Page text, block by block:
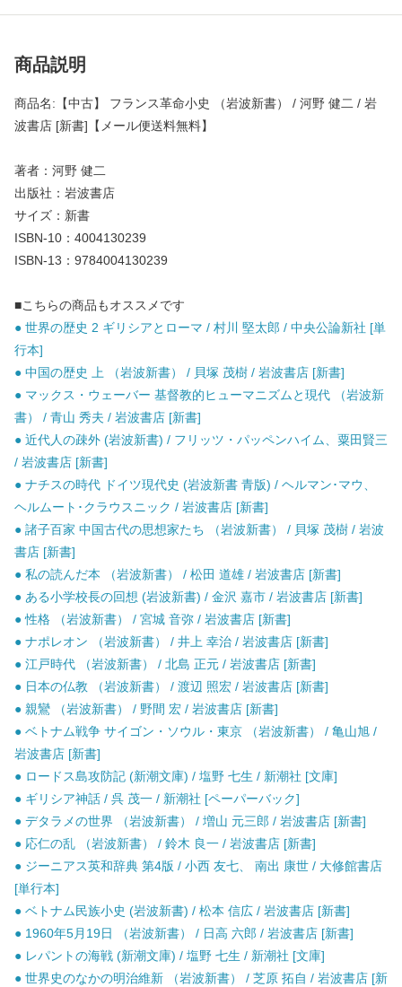
商品説明
商品名:【中古】 フランス革命小史 （岩波新書） / 河野 健二 / 岩
波書店 [新書]【メール便送料無料】
著者：河野 健二
出版社：岩波書店
サイズ：新書
ISBN-10：4004130239
ISBN-13：9784004130239
■こちらの商品もオススメです
● 世界の歴史 2 ギリシアとローマ / 村川 堅太郎 / 中央公論新社 [単
行本]
● 中国の歴史 上 （岩波新書） / 貝塚 茂樹 / 岩波書店 [新書]
● マックス・ウェーバー 基督教的ヒューマニズムと現代 （岩波新
書） / 青山 秀夫 / 岩波書店 [新書]
● 近代人の疎外 (岩波新書) / フリッツ・パッペンハイム、粟田賢三
/ 岩波書店 [新書]
● ナチスの時代 ドイツ現代史 (岩波新書 青版) / ヘルマン･マウ、
ヘルムート･クラウスニック / 岩波書店 [新書]
● 諸子百家 中国古代の思想家たち （岩波新書） / 貝塚 茂樹 / 岩波
書店 [新書]
● 私の読んだ本 （岩波新書） / 松田 道雄 / 岩波書店 [新書]
● ある小学校長の回想 (岩波新書) / 金沢 嘉市 / 岩波書店 [新書]
● 性格 （岩波新書） / 宮城 音弥 / 岩波書店 [新書]
● ナポレオン （岩波新書） / 井上 幸治 / 岩波書店 [新書]
● 江戸時代 （岩波新書） / 北島 正元 / 岩波書店 [新書]
● 日本の仏教 （岩波新書） / 渡辺 照宏 / 岩波書店 [新書]
● 親鸞 （岩波新書） / 野間 宏 / 岩波書店 [新書]
● ベトナム戦争 サイゴン・ソウル・東京 （岩波新書） / 亀山旭 /
岩波書店 [新書]
● ロードス島攻防記 (新潮文庫) / 塩野 七生 / 新潮社 [文庫]
● ギリシア神話 / 呉 茂一 / 新潮社 [ペーパーバック]
● デタラメの世界 （岩波新書） / 増山 元三郎 / 岩波書店 [新書]
● 応仁の乱 （岩波新書） / 鈴木 良一 / 岩波書店 [新書]
● ジーニアス英和辞典 第4版 / 小西 友七、 南出 康世 / 大修館書店
[単行本]
● ベトナム民族小史 (岩波新書) / 松本 信広 / 岩波書店 [新書]
● 1960年5月19日 （岩波新書） / 日高 六郎 / 岩波書店 [新書]
● レパントの海戦 (新潮文庫) / 塩野 七生 / 新潮社 [文庫]
● 世界史のなかの明治維新 （岩波新書） / 芝原 拓自 / 岩波書店 [新